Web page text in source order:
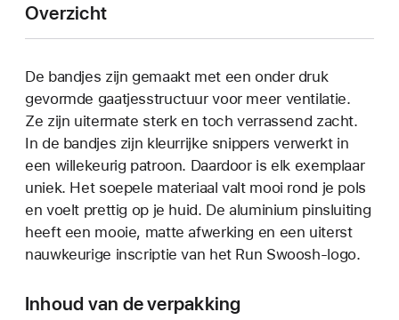
Overzicht
De bandjes zijn gemaakt met een onder druk
gevormde gaatjes­­structuur voor meer ventilatie.
Ze zijn uitermate sterk en toch verrassend zacht.
In de bandjes zijn kleurrijke snippers verwerkt in
een willekeurig patroon. Daardoor is elk exemplaar
uniek. Het soepele materiaal valt mooi rond je pols
en voelt prettig op je huid. De aluminium pinsluiting
heeft een mooie, matte afwerking en een uiterst
nauwkeurige inscriptie van het Run Swoosh-logo.
Inhoud van de verpakking